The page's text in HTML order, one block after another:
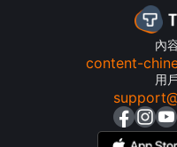
內
content-
用